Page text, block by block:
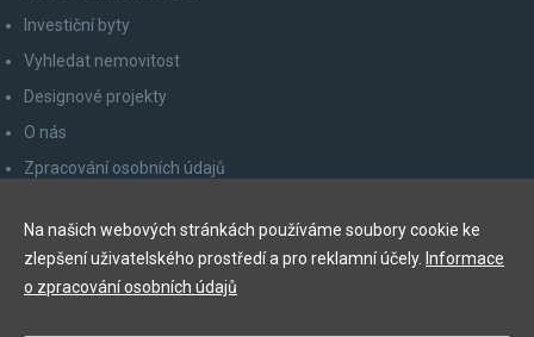
Investiční byty
Vyhledat nemovitost
Designové projekty
O nás
Zpracování osobních údajů
Odhlášení z newsletteru
Na našich webových stránkách používáme soubory cookie ke
zlepšení uživatelského prostředí a pro reklamní účely. Informace
o zpracování osobních údajů